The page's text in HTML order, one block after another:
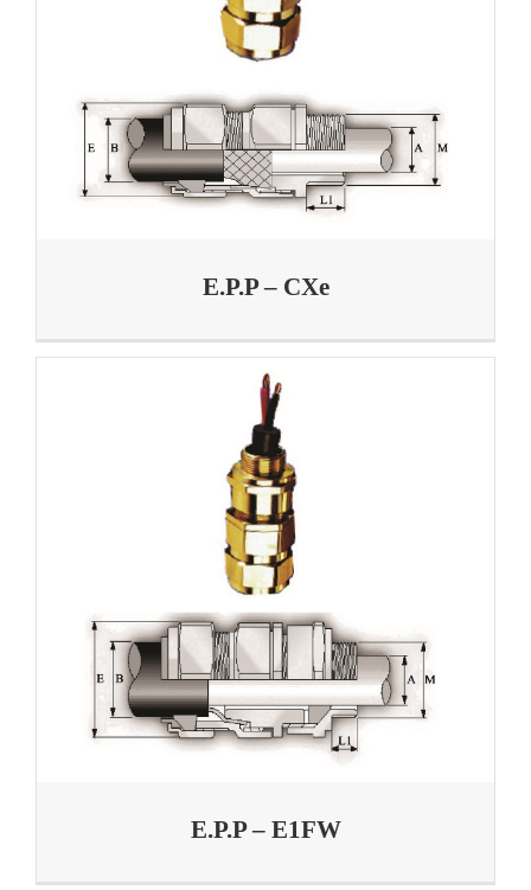
E.P.P – CXe
E.P.P – E1FW